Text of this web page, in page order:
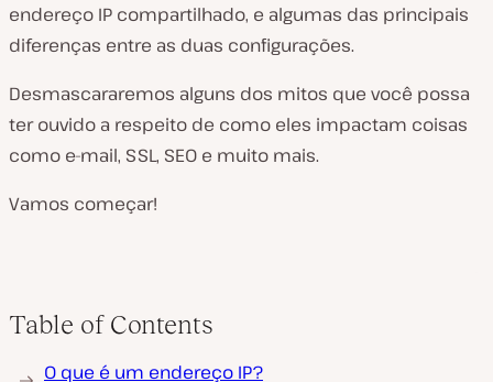
endereço IP compartilhado, e algumas das principais
diferenças entre as duas configurações.
Desmascararemos alguns dos mitos que você possa
ter ouvido a respeito de como eles impactam coisas
como e-mail, SSL, SEO e muito mais.
Vamos começar!
Table of Contents
O que é um endereço IP?